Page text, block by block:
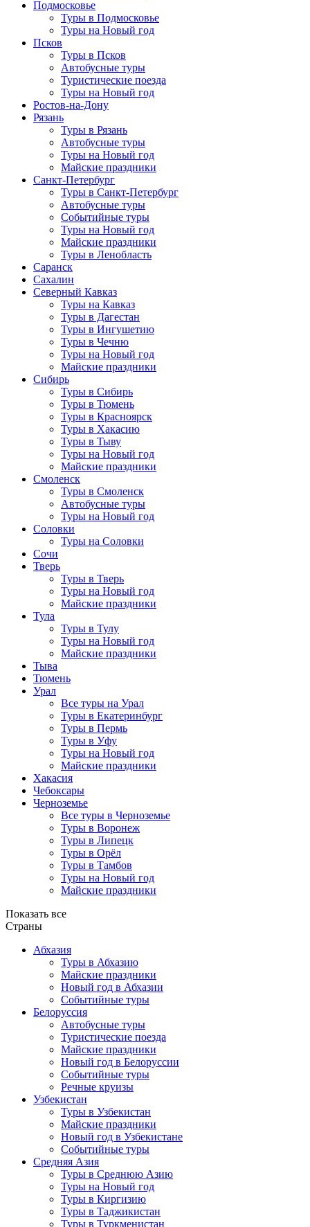
Подмосковье
Туры в Подмосковье
Туры на Новый год
Псков
Туры в Псков
Автобусные туры
Туристические поезда
Туры на Новый год
Ростов-на-Дону
Рязань
Туры в Рязань
Автобусные туры
Туры на Новый год
Майские праздники
Санкт-Петербург
Туры в Санкт-Петербург
Автобусные туры
Событийные туры
Туры на Новый год
Майские праздники
Туры в Ленобласть
Саранск
Сахалин
Северный Кавказ
Туры на Кавказ
Туры в Дагестан
Туры в Ингушетию
Туры в Чечню
Туры на Новый год
Майские праздники
Сибирь
Туры в Сибирь
Туры в Тюмень
Туры в Красноярск
Туры в Хакасию
Туры в Тыву
Туры на Новый год
Майские праздники
Смоленск
Туры в Смоленск
Автобусные туры
Туры на Новый год
Соловки
Туры на Соловки
Сочи
Тверь
Туры в Тверь
Туры на Новый год
Майские праздники
Тула
Туры в Тулу
Туры на Новый год
Майские праздники
Тыва
Тюмень
Урал
Все туры на Урал
Туры в Екатеринбург
Туры в Пермь
Туры в Уфу
Туры на Новый год
Майские праздники
Хакасия
Чебоксары
Черноземье
Все туры в Черноземье
Туры в Воронеж
Туры в Липецк
Туры в Орёл
Туры в Тамбов
Туры на Новый год
Майские праздники
Показать все
Страны
Абхазия
Туры в Абхазию
Майские праздники
Новый год в Абхазии
Событийные туры
Белоруссия
Автобусные туры
Туристические поезда
Майские праздники
Новый год в Белоруссии
Событийные туры
Речные круизы
Узбекистан
Туры в Узбекистан
Майские праздники
Новый год в Узбекистане
Событийные туры
Средняя Азия
Туры в Среднюю Азию
Туры на Новый год
Туры в Киргизию
Туры в Таджикистан
Туры в Туркменистан